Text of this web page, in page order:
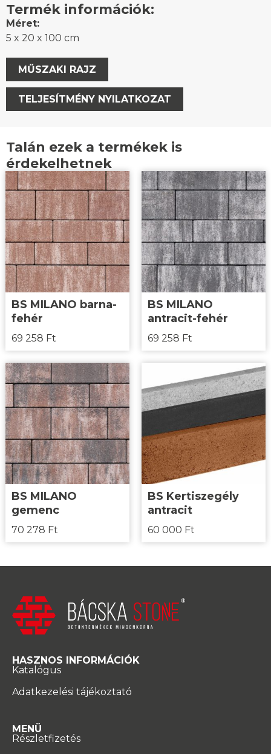
Termék információk:
Méret:
5 x 20 x 100 cm
MŰSZAKI RAJZ
TELJESÍTMÉNY NYILATKOZAT
Talán ezek a termékek is
érdekelhetnek
BS MILANO barna-
fehér
69 258 Ft
BS MILANO
antracit-fehér
69 258 Ft
BS MILANO
gemenc
70 278 Ft
BS Kertiszegély
antracit
60 000 Ft
HASZNOS INFORMÁCIÓK
Katalógus
Adatkezelési tájékoztató
MENÜ
Részletfizetés